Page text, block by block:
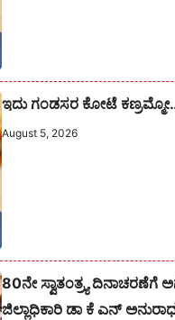
ಇದು ಗಂಡಸರ ಕೋಟೆ
August 5, 2026
80ನೇ ಸ್ವಾತಂತ್ರ್ಯ ದಿನಾಚರಣೆಗೆ
ಜಿಲ್ಲಾಧಿಕಾರಿ ಡಾ ಕೆ ಎನ್